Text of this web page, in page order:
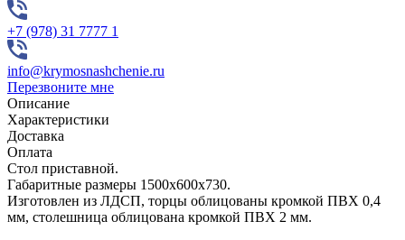
+7 (978) 31 7777 1
info@krymosnashchenie.ru
Перезвоните мне
Описание
Характеристики
Доставка
Оплата
Стол приставной.
Габаритные размеры 1500х600х730.
Изготовлен из ЛДСП, торцы облицованы кромкой ПВХ 0,4
мм, столешница облицована кромкой ПВХ 2 мм.